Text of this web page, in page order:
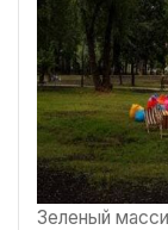
Зеленый